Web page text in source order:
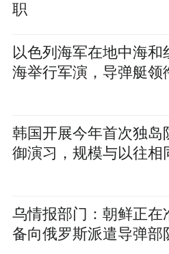
职
以色列海军在地中海和
海举行军演，导弹艇领
韩国开展今年首次独岛
御演习，规模与以往相
乌情报部门：朝鲜正在
备向俄罗斯派遣导弹部